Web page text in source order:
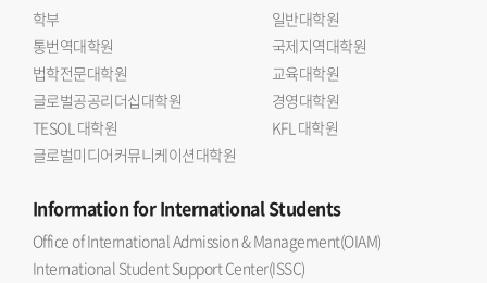
학부
일반대학원
통번역대학원
국제지역대학원
법학전문대학원
교육대학원
글로벌공공리더십대학원
경영대학원
TESOL 대학원
KFL 대학원
글로벌미디어커뮤니케이션대학원
Informationfor International Students
Office of International Admission & Management(OIAM)
International Student Support Center(ISSC)